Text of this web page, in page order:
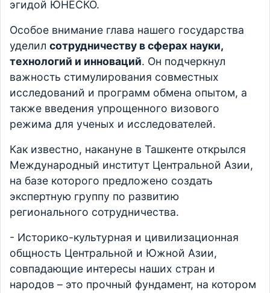
эгидой ЮНЕСКО.
Особое внимание глава нашего государства
уделил сотрудничеству в сферах науки,
технологий и инноваций. Он подчеркнул
важность стимулирования совместных
исследований и программ обмена опытом, а
также введения упрощенного визового
режима для ученых и исследователей.
Как известно, накануне в Ташкенте открылся
Международный институт Центральной Азии,
на базе которого предложено создать
экспертную группу по развитию
регионального сотрудничества.
- Историко-культурная и цивилизационная
общность Центральной и Южной Азии,
совпадающие интересы наших стран и
народов – это прочный фундамент, на котором